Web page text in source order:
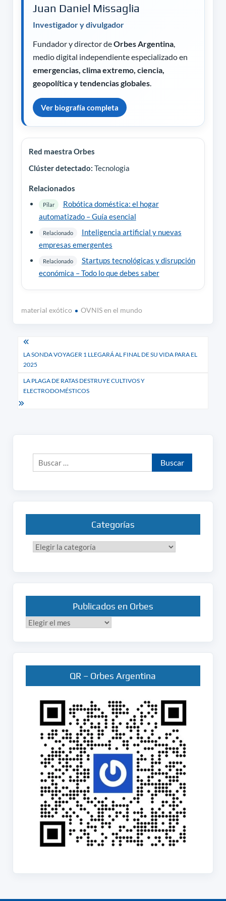
Juan Daniel Missaglia
Investigador y divulgador
Fundador y director deOrbes Argentina,
medio digital independiente especializado en
emergencias, clima extremo, ciencia,
geopolítica y tendencias globales.
Ver biografía completa
Red maestra Orbes
Clúster detectado: Tecnologia
Relacionados
Pilar
Robótica doméstica: el hogar
automatizado – Guía esencial
Relacionado
Inteligencia artificial y nuevas
empresas emergentes
Relacionado
Startups tecnológicas y disrupción
económica – Todo lo que debes saber
material exótico OVNIS en el mundo
Navegación
de
entradas
LA SONDA VOYAGER 1 LLEGARÁ AL FINAL DE SU VIDA PARA EL
2025
LA PLAGA DE RATAS DESTRUYE CULTIVOS Y
ELECTRODOMÉSTICOS
Buscar:
Categorías
Categorías
Publicados en Orbes
Publicados
QR – Orbes Argentina